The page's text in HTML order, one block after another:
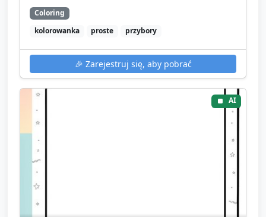
Coloring
kolorowanka
proste przybory
🎉 Zarejestruj się, aby pobrać
AI